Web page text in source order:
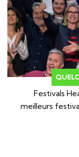
Festivals
meilleurs